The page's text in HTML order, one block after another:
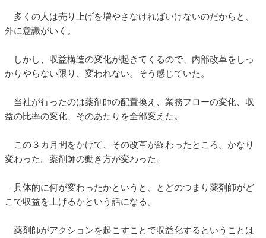
多くの人は売り上げを増やさなければいけないのだからと、
外に意識がいく。
しかし、収益構造の変化が起きてくるので、内部改革をしっ
かりやらない限り、変われない。そう感じていた。
当社が行ったのは薬剤師の配置換え、業務フローの変化、収
益の比率の変化、そのあたりを全部変えた。
この３カ月間をかけて、その改革が終わったところ。かなり
変わった。薬剤師の動き方が変わった。
具体的に何が変わったかというと、とどのつまり薬剤師がど
こで収益を上げるかという話になる。
薬剤師がアクションを起こすことで収益化するということは